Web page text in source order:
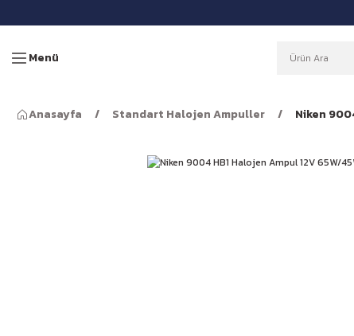
Menü
Anasayfa Standart Halojen Ampuller Niken